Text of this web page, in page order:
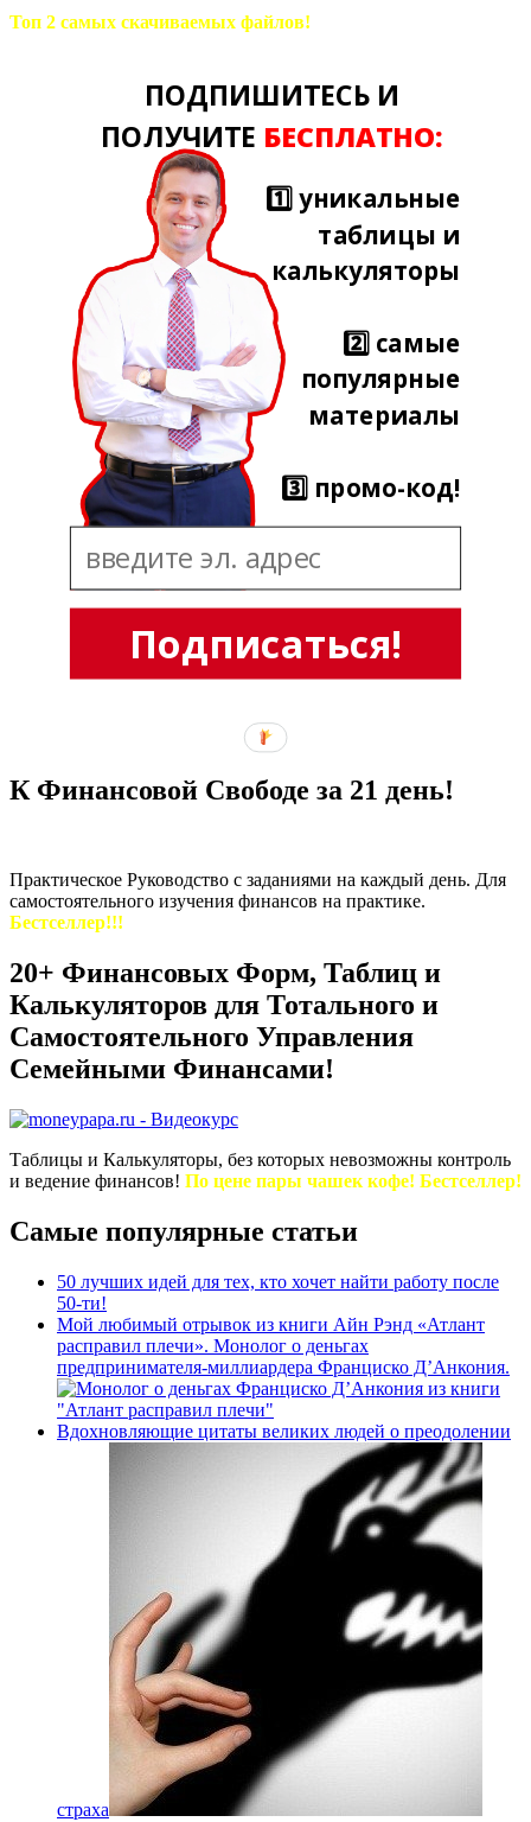
Топ 2 самых скачиваемых файлов!
Подписаться!
ПОДПИШИТЕСЬ И
ПОЛУЧИТЕ БЕСПЛАТНО:
1️⃣ уникальные
таблицы и
калькуляторы
2️⃣ самые
популярные
материалы
3️⃣ промо-код!
К Финансовой Свободе за 21 день!
Практическое Руководство с заданиями на каждый день. Для
самостоятельного изучения финансов на практике.
Бестселлер!!!
20+ Финансовых Форм, Таблиц и
Калькуляторов для Тотального и
Самостоятельного Управления
Семейными Финансами!
Таблицы и Калькуляторы, без которых невозможны контроль
и ведение финансов! По цене пары чашек кофе! Бестселлер!
Самые популярные статьи
50 лучших идей для тех, кто хочет найти работу после
50-ти!
Мой любимый отрывок из книги Айн Рэнд «Атлант
расправил плечи». Монолог о деньгах
предпринимателя-миллиардера Франциско Д’Анкония.
Вдохновляющие цитаты великих людей о преодолении
страха